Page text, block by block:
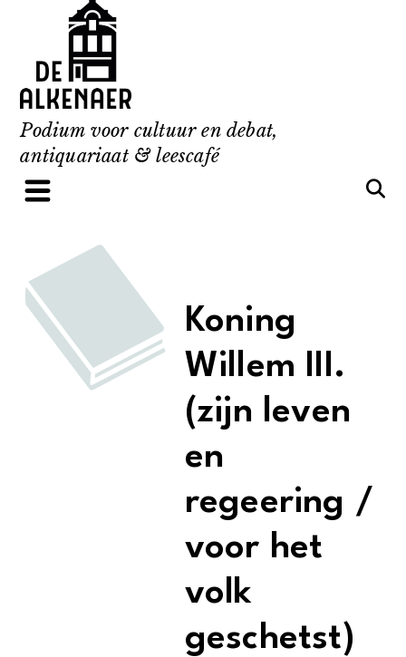
content
Podium voor cultuur en debat,
antiquariaat & leescafé
Koning
Willem III.
(zijn leven
en
regeering /
voor het
volk
geschetst)